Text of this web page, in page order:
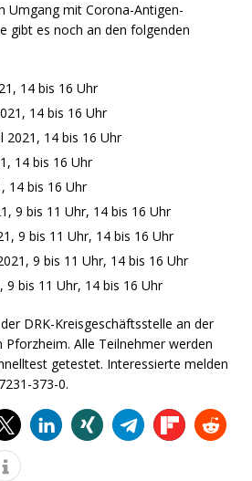
Umgang mit Corona-Antigen-
gibt es noch an den folgenden
14 bis 16 Uhr
14 bis 16 Uhr
2021, 14 bis 16 Uhr
14 bis 16 Uhr
14 bis 16 Uhr
9 bis 11 Uhr, 14 bis 16 Uhr
9 bis 11 Uhr, 14 bis 16 Uhr
9 bis 11 Uhr, 14 bis 16 Uhr
9 bis 11 Uhr, 14 bis 16 Uhr
DRK-Kreisgeschäftsstelle an der
Alle Teilnehmer werden
getestet. Interessierte melden
373-0.